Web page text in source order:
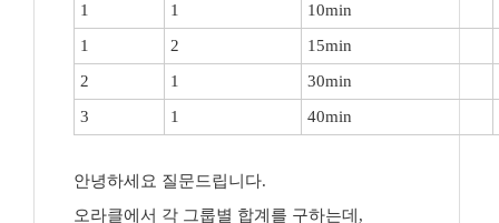
1
1
10min
1
2
15min
2
1
30min
3
1 40min
안녕하세요 질문드립니다.
오라클에서 각 그룹별 합계를 구하는데,